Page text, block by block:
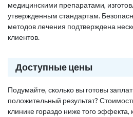
медицинскими препаратами,
утвержденным стандартам.
методов лечения подтверждена
клиентов.
Доступные цены
Подумайте, сколько вы готовы
положительный результат?
клинике гораздо ниже того эффекта,